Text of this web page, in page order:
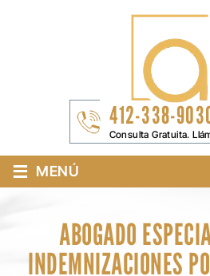
412-338-
Consulta Gratuita.
≡ MENÚ
ABOGADO
INDEMNIZACIONES